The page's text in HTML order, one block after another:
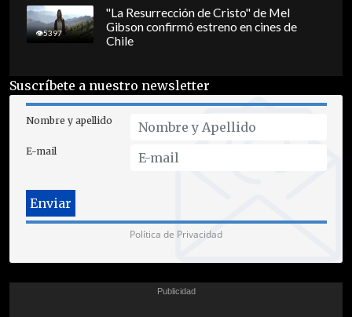
5397
"La Resurrección de Cristo" de Mel
Gibson confirmó estreno en cines de
Chile
Suscríbete a nuestro newsletter
Nombre y apellido
E-mail
Política de Privacidad